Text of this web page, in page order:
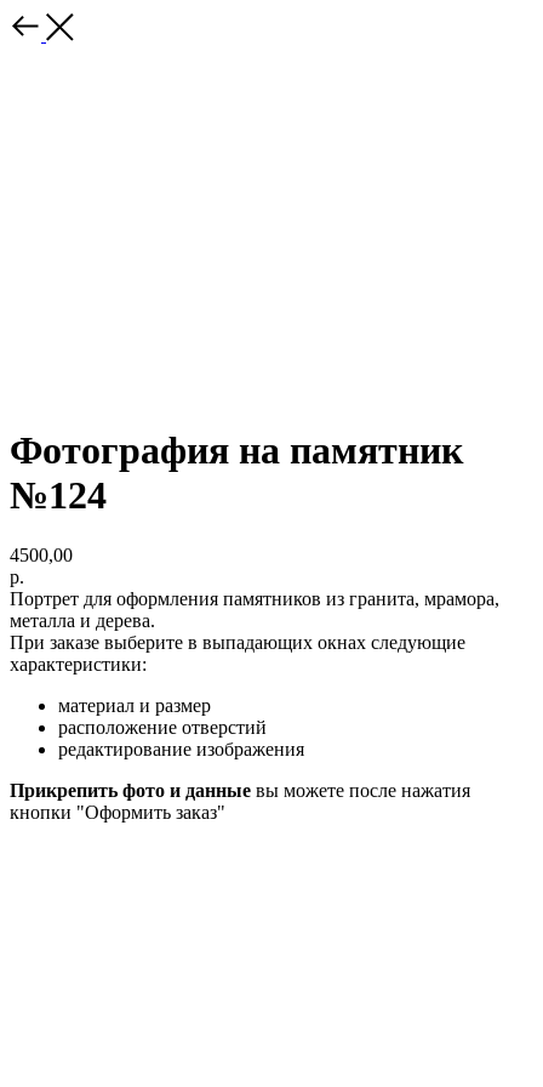
Фотография на памятник
№124
4500,00
р.
Портрет для оформления памятников из гранита, мрамора,
металла и дерева.
При заказе выберите в выпадающих окнах следующие
характеристики:
материал и размер
расположение отверстий
редактирование изображения
Прикрепить фото и данные вы можете после нажатия
кнопки "Оформить заказ"